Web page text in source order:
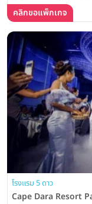
คลิกขอแพ็กเกจ
โรงแรม 5 ดาว
Cape Dara Resort